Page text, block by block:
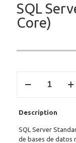
SQL
Core)
Server
(2
cantidad
Description
SQL Server
de bases de datos